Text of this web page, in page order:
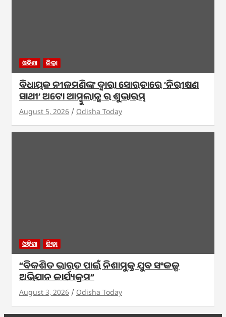
ଓଡ଼ିଶା ଜିଲ୍ଲା
ବିଧାୟକ ନୀଳମଣିଙ୍କ ଦ୍ବାରା ସୋରଡାରେ ‘ନିରୀକ୍ଷଣ
ସାଥୀ’ ଅଟୋ ଆମ୍ବୁଲାନ୍ସ ର ଶୁଭାରମ୍ଭ
August 5, 2026 Odisha Today
ଓଡ଼ିଶା ଜିଲ୍ଲା
“ବିକଶିତ ଭାରତ ପାଇଁ ନିଶାମୁକ୍ତ ଯୁବ ସଂକଳ୍ପ
ଅଭିଯାନ କାର୍ଯ୍ୟକ୍ରମ”
August 3, 2026 Odisha Today